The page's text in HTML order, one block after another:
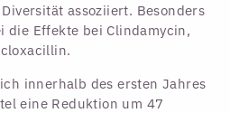
assoziiert. Besonders
die Effekte bei Clindamycin,
innerhalb des ersten Jahres
eine Reduktion um 47